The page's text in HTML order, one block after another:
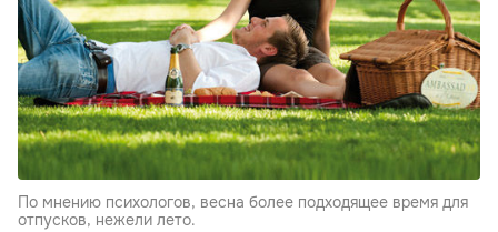
По мнению психологов, весна более подходящее время для
отпусков, нежели лето.